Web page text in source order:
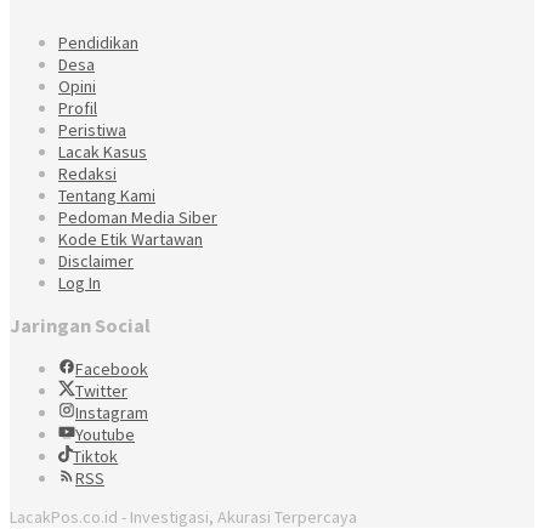
Pendidikan
Desa
Opini
Profil
Peristiwa
Lacak Kasus
Redaksi
Tentang Kami
Pedoman Media Siber
Kode Etik Wartawan
Disclaimer
Log In
Jaringan Social
Facebook
Twitter
Instagram
Youtube
Tiktok
RSS
LacakPos.co.id - Investigasi, Akurasi Terpercaya